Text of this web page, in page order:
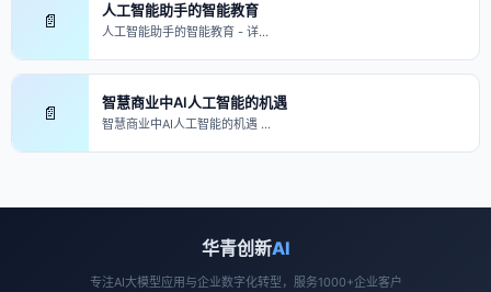
📄 人工智能助手的智能教育
人工智能助手的智能教育 - 详…
📄 智慧商业中AI人工智能的机遇
智慧商业中AI人工智能的机遇 …
华青创新AI
专注AI大模型应用与企业数字化转型，服务1000+企业客户